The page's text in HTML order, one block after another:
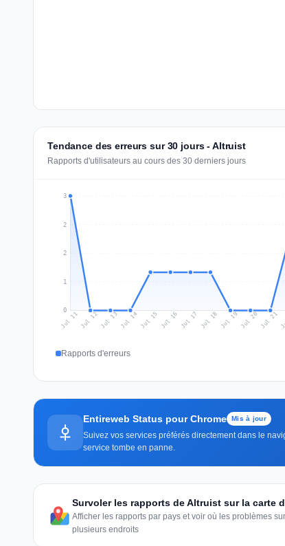
Tendance des erreurs sur 30 jours - Altruist
Rapports d'utilisateurs au cours des 30 derniers jours
0
1
2
2
3
Jul 11Jul 12Jul 13 Jul 14Jul 15 Jul 16 Jul 17 Jul 18 Jul 19 Jul 20 Jul 21
Rapports d'erreurs
Entireweb Status pour Chrome Mis à jour
Suivez vos services préférés directement dans le
service tombe en panne.
Survoler les rapports de Altruist sur la carte
Afficher les rapports par pays et voir où les problèmes
plusieurs endroits